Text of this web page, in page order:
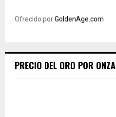
Ofrecido porGoldenAge.com
PRECIO DEL ORO POR ONZA